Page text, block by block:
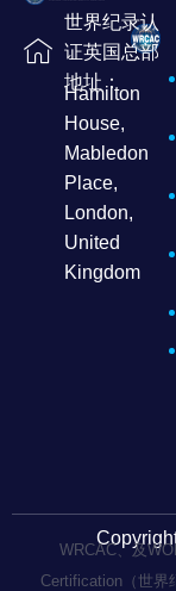
世界纪录认
证英国总部
地址：
Hamilton
House,
Mabledon
Place,
London,
United
Kingdom
WRCAC、及
Certification（世界